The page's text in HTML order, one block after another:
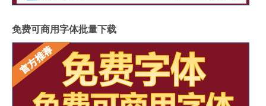
免费可商用字体批量下载